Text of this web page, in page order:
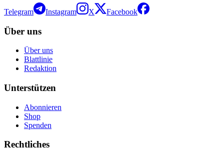
Telegram Instagram X Facebook
Über uns
Über uns
Blattlinie
Redaktion
Unterstützen
Abonnieren
Shop
Spenden
Rechtliches